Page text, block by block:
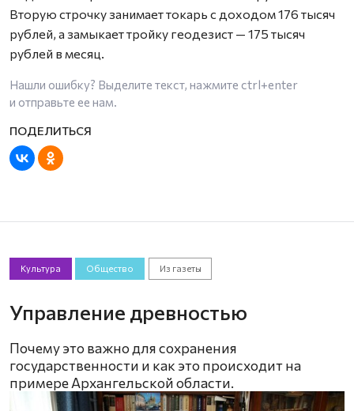
Вторую строчку занимает токарь с доходом 176 тысяч
рублей, а замыкает тройку геодезист — 175 тысяч
рублей в месяц.
Нашли ошибку? Выделите текст, нажмите ctrl+enter
и отправьте ее нам.
Культура Общество Из газеты
Управление древностью
Почему это важно для сохранения
государственности и как это происходит на
примере Архангельской области.